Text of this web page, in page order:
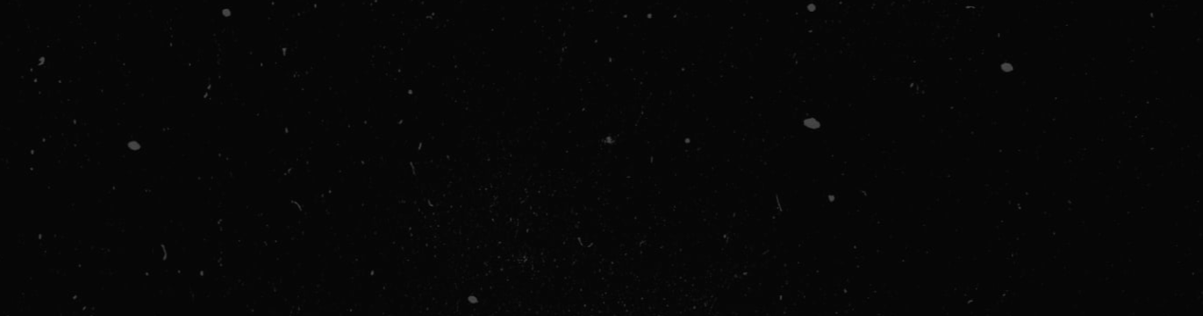
CLASSES BY
ANA ROSLAVCEV